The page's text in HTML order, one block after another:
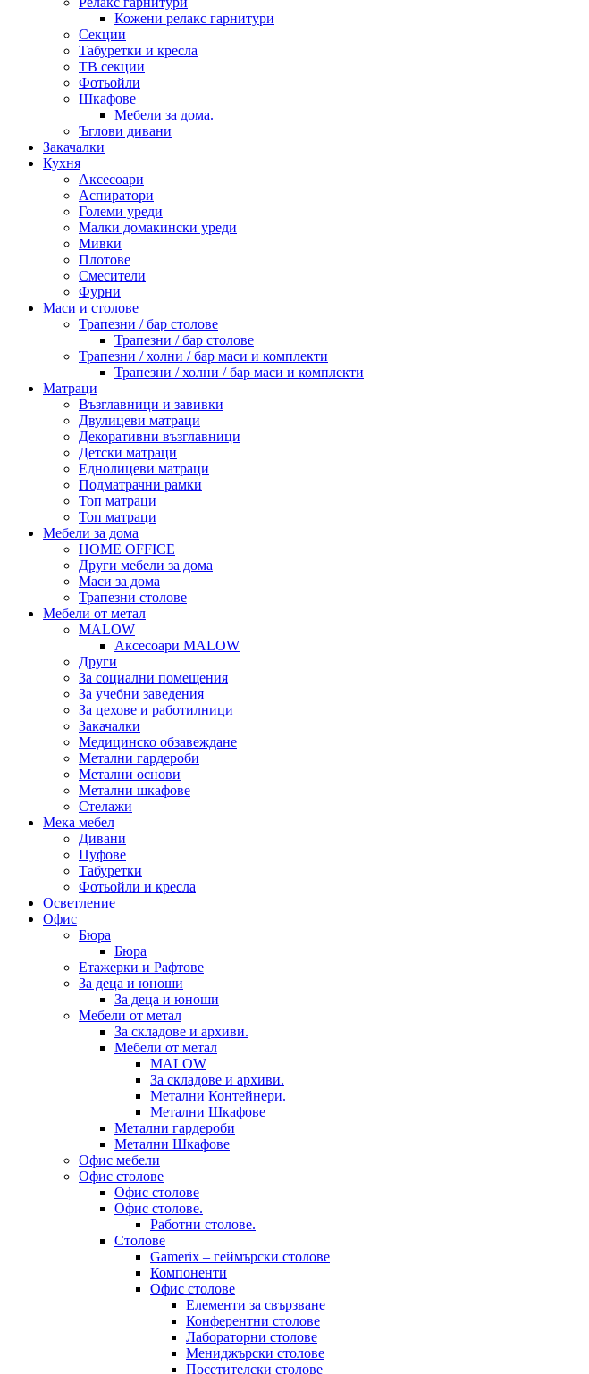
Кожени релакс гарнитури
Секции
Табуретки и кресла
ТВ секции
Фотьойли
Шкафове
Мебели за дома.
Ъглови дивани
Закачалки
Кухня
Аксесоари
Аспиратори
Големи уреди
Малки домакински уреди
Мивки
Плотове
Смесители
Фурни
Маси и столове
Трапезни / бар столове
Трапезни / бар столове
Трапезни / холни / бар маси и комплекти
Трапезни / холни / бар маси и комплекти
Матраци
Възглавници и завивки
Двулицеви матраци
Декоративни възглавници
Детски матраци
Еднолицеви матраци
Подматрачни рамки
Топ матраци
Топ матраци
Мебели за дома
HOME OFFICE
Други мебели за дома
Маси за дома
Трапезни столове
Мебели от метал
MALOW
Аксесоари MALOW
Други
За социални помещения
За учебни заведения
За цехове и работилници
Закачалки
Медицинско обзавеждане
Метални гардероби
Метални основи
Метални шкафове
Стелажи
Мека мебел
Дивани
Пуфове
Табуретки
Фотьойли и кресла
Осветление
Офис
Бюра
Бюра
Етажерки и Рафтове
За деца и юноши
За деца и юноши
Мебели от метал
За складове и архиви.
Мебели от метал
MALOW
За складове и архиви.
Метални Контейнери.
Метални Шкафове
Метални гардероби
Метални Шкафове
Офис мебели
Офис столове
Офис столове
Офис столове.
Работни столове.
Столове
Gamerix – геймърски столове
Компоненти
Офис столове
Елементи за свързване
Конферентни столове
Лабораторни столове
Мениджърски столове
Посетителски столове